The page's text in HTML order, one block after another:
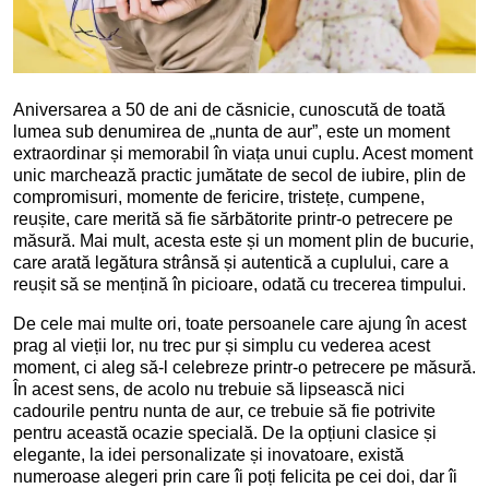
Aniversarea a 50 de ani de căsnicie, cunoscută de toată
lumea sub denumirea de „nunta de aur”, este un moment
extraordinar și memorabil în viața unui cuplu. Acest moment
unic marchează practic jumătate de secol de iubire, plin de
compromisuri, momente de fericire, tristețe, cumpene,
reușite, care merită să fie sărbătorite printr-o petrecere pe
măsură. Mai mult, acesta este și un moment plin de bucurie,
care arată legătura strânsă și autentică a cuplului, care a
reușit să se mențină în picioare, odată cu trecerea timpului.
De cele mai multe ori, toate persoanele care ajung în acest
prag al vieții lor, nu trec pur și simplu cu vederea acest
moment, ci aleg să-l celebreze printr-o petrecere pe măsură.
În acest sens, de acolo nu trebuie să lipsească nici
cadourile pentru nunta de aur, ce trebuie să fie potrivite
pentru această ocazie specială. De la opțiuni clasice și
elegante, la idei personalizate și inovatoare, există
numeroase alegeri prin care îi poți felicita pe cei doi, dar îi